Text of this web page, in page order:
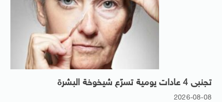
تجنبى 4 عادات يومية تسرّع شيخوخة البشرة
2026-08-08